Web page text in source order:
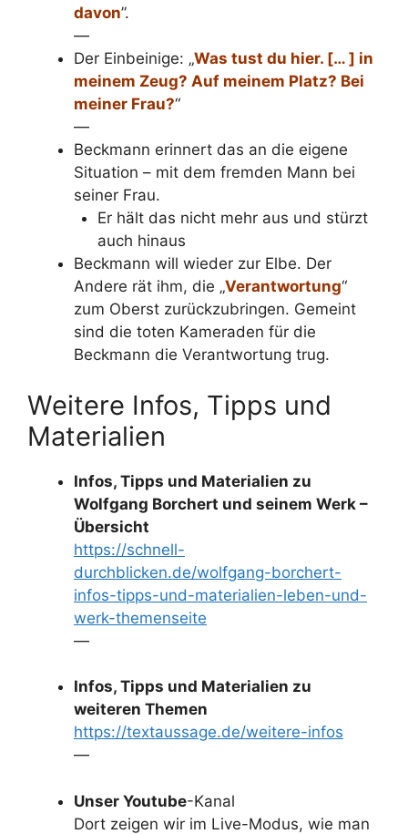
davon”.
—
Der Einbeinige: „Was tust du hier. [… ] in
meinem Zeug? Auf meinem Platz? Bei
meiner Frau?“
—
Beckmann erinnert das an die eigene
Situation – mit dem fremden Mann bei
seiner Frau.
Er hält das nicht mehr aus und stürzt
auch hinaus
Beckmann will wieder zur Elbe. Der
Andere rät ihm, die „Verantwortung“
zum Oberst zurückzubringen. Gemeint
sind die toten Kameraden für die
Beckmann die Verantwortung trug.
Weitere Infos, Tipps und
Materialien
Infos, Tipps und Materialien zu
Wolfgang Borchert und seinem Werk –
Übersicht
https://schnell-
durchblicken.de/wolfgang-borchert-
infos-tipps-und-materialien-leben-und-
werk-themenseite
—
Infos, Tipps und Materialien zu
weiteren Themen
https://textaussage.de/weitere-infos
—
Unser Youtube-Kanal
Dort zeigen wir im Live-Modus, wie man